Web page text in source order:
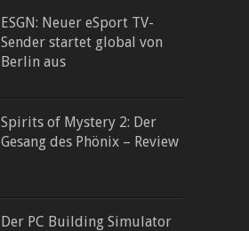
ESGN: Neuer eSport TV-
Sender startet global von
Berlin aus
Spirits of Mystery 2: Der
Gesang des Phönix – Review
Der PC Building Simulator